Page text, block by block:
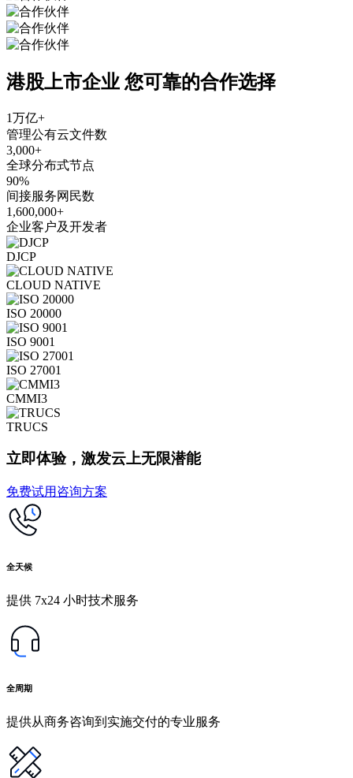
港股上市企业 您可靠的合作选择
1万亿+
管理公有云文件数
3,000+
全球分布式节点
90%
间接服务网民数
1,600,000+
企业客户及开发者
DJCP
CLOUD NATIVE
ISO 20000
ISO 9001
ISO 27001
CMMI3
TRUCS
立即体验，激发云上无限潜能
免费试用 咨询方案
全天候
提供 7x24 小时技术服务
全周期
提供从商务咨询到实施交付的专业服务